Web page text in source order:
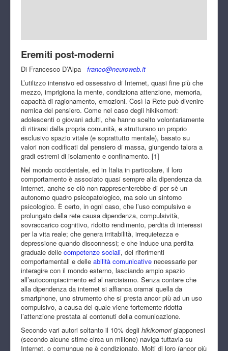
Eremiti post-moderni
Di Francesco D’Alpa franco@neuroweb.it
L’utilizzo intensivo ed ossessivo di Internet, quasi fine più che
mezzo, imprigiona la mente, condiziona attenzione, memoria,
capacità di ragionamento, emozioni. Così la Rete può divenire
nemica del pensiero. Come nel caso degli hikikomori:
adolescenti o giovani adulti, che hanno scelto volontariamente
di ritirarsi dalla propria comunità, e strutturano un proprio
esclusivo spazio vitale (e soprattutto mentale), basato su
valori non codificati dal pensiero di massa, giungendo talora a
gradi estremi di isolamento e confinamento. [1]
Nel mondo occidentale, ed in Italia in particolare, il loro
comportamento è associato quasi sempre alla dipendenza da
Internet, anche se ciò non rappresenterebbe di per sè un
autonomo quadro psicopatologico, ma solo un sintomo
psicologico. È certo, in ogni caso, che l’uso compulsivo e
prolungato della rete causa dipendenza, compulsività,
sovraccarico cognitivo, ridotto rendimento, perdita di interessi
per la vita reale; che genera irritabilità, irrequietezza e
depressione quando disconnessi; e che induce una perdita
graduale delle competenze sociali, dei riferimenti
comportamentali e delle abilità comunicative necessarie per
interagire con il mondo esterno, lasciando ampio spazio
all’autocompiacimento ed al narcisismo. Senza contare che
alla dipendenza da internet si affianca oramai quella da
smartphone, uno strumento che si presta ancor più ad un uso
compulsivo, a causa del quale viene fortemente ridotta
l’attenzione prestata ai contenuti della comunicazione.
Secondo vari autori soltanto il 10% degli hikikomorigiapponesi
(secondo alcune stime circa un milione) naviga tuttavia su
Internet, o comunque ne è condizionato. Molti di loro (ancor più